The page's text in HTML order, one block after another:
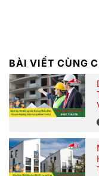
BÀI VIẾT CÙNG